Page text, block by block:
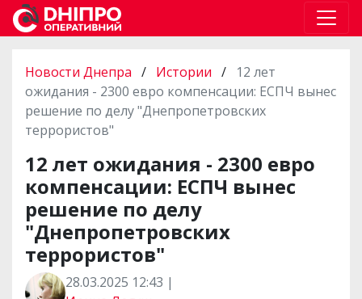
Новости Днепра / Истории /
12 лет
ожидания - 2300 евро компенсации: ЕСПЧ вынес
решение по делу "Днепропетровских
террористов"
12 лет ожидания - 2300 евро
компенсации: ЕСПЧ вынес
решение по делу
"Днепропетровских
террористов"
28.03.2025 12:43 |